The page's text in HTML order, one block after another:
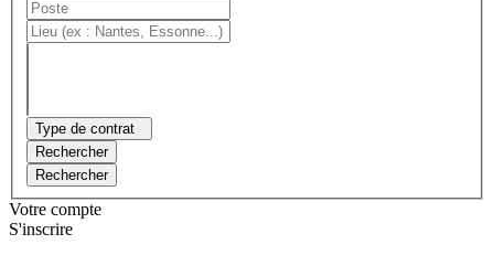
Type de contrat
Rechercher
Rechercher
Votre compte
S'inscrire